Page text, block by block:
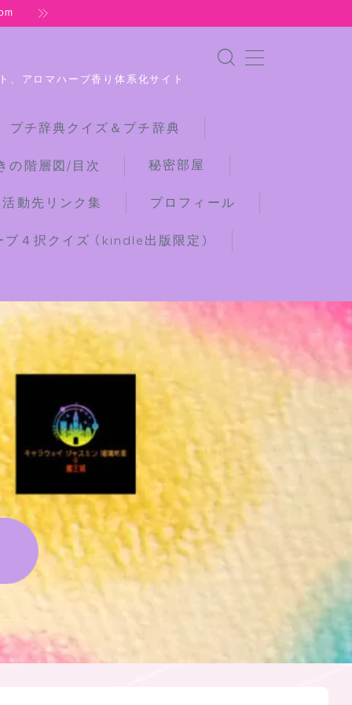
、アロマハーブ香り体系化サイト
チ辞典クイズ＆プチ辞典
の階層図/目次 秘密部屋
動先リンク集 プロフィール
４択クイズ (kindle出版限定)